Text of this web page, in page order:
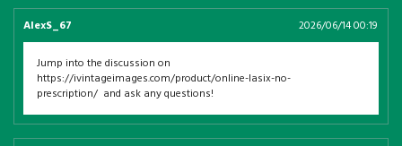
AlexS_67 2026/06/14 00:19
Jump into the discussion on
https://ivintageimages.com/product/online-lasix-no-
prescription/ and ask any questions!